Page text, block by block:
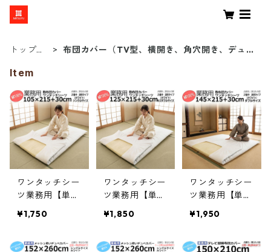
トップペ
布団カバー（TV型、横開き、角穴開き、デュベ
Item
ワンタッチシー
ツ業務用【単
布団カバー ゴ
タイプ シング
¥1,750
ワンタッチシー
ツ業務用【単
布団カバー ゴ
タイプ セミダ
¥1,850
ワンタッチシー
ツ業務用【単
布団カバー ゴ
タイプ ダブル 1
¥1,950